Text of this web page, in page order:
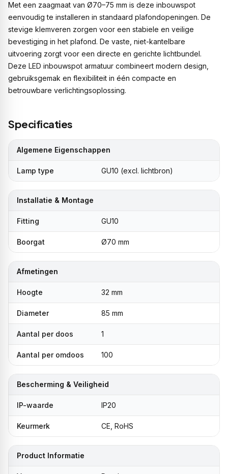
Met een zaagmaat van Ø70–75 mm is deze inbouwspot
eenvoudig te installeren in standaard plafondopeningen. De
stevige klemveren zorgen voor een stabiele en veilige
bevestiging in het plafond. De vaste, niet-kantelbare
uitvoering zorgt voor een directe en gerichte lichtbundel.
Deze LED inbouwspot armatuur combineert modern design,
gebruiksgemak en flexibiliteit in één compacte en
betrouwbare verlichtingsoplossing.
Specificaties
Algemene Eigenschappen
Lamp type GU10 (excl. lichtbron)
Installatie & Montage
Fitting GU10
Boorgat Ø70 mm
Afmetingen
Hoogte 32 mm
Diameter 85 mm
Aantal per doos 1
Aantal per omdoos 100
Bescherming & Veiligheid
IP-waarde IP20
Keurmerk CE, RoHS
Product Informatie